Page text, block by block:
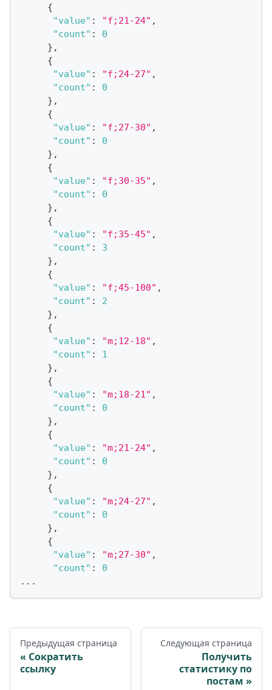
{
"value" : "f;21-24" ,
"count" :
0
} ,
{
"value" : "f;24-27" ,
"count" :
0
} ,
{
"value" : "f;27-30" ,
"count" :
0
} ,
{
"value" : "f;30-35" ,
"count" :
0
} ,
{
"value" : "f;35-45" ,
"count" :
3
} ,
{
"value" : "f;45-100" ,
"count" :
2
} ,
{
"value" : "m;12-18" ,
"count" :
1
} ,
{
"value" : "m;18-21" ,
"count" :
0
} ,
{
"value" : "m;21-24" ,
"count" :
0
} ,
{
"value" : "m;24-27" ,
"count" :
0
} ,
{
"value" : "m;27-30" ,
"count" :
0
...
Предыдущая страница
Сократить
ссылку
Следующая страница
Получить
статистику по
постам